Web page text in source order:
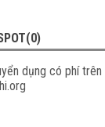
dụng có phí trên